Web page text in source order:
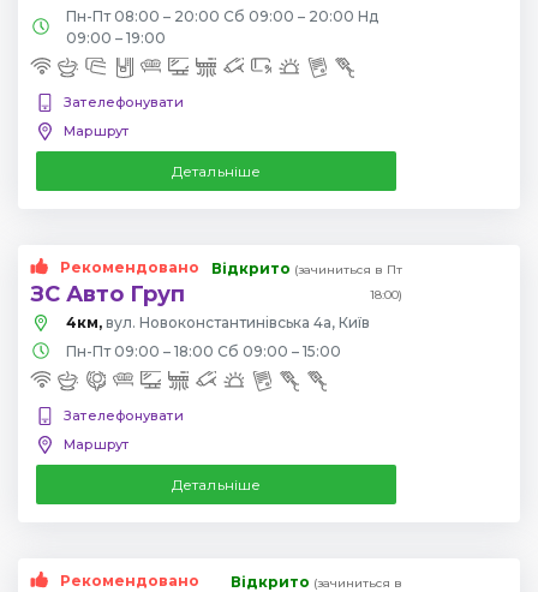
Пн-Пт 08:00 – 20:00 Сб 09:00 – 20:00 Нд
09:00 – 19:00
Зателефонувати
Маршрут
Детальніше
Рекомендовано
ЗС Авто Груп
Відкрито (зачиниться в Пт
18:00)
4км, вул. Новоконстантинівська 4а, Київ
Пн-Пт 09:00 – 18:00 Сб 09:00 – 15:00
Зателефонувати
Маршрут
Детальніше
Рекомендовано Відкрито (зачиниться в